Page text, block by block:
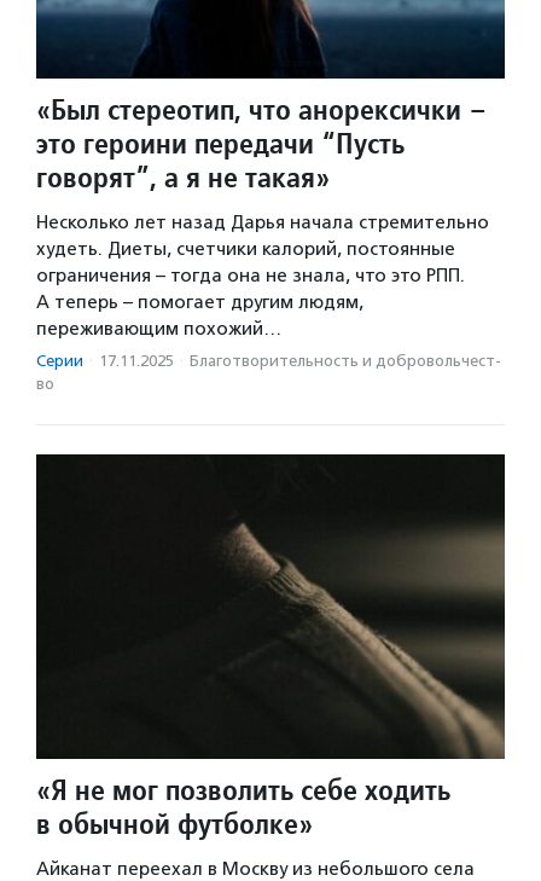
«Был стереотип, что анорексички –
это героини передачи “Пусть
говорят”, а я не такая»
Несколько лет назад Дарья начала стремительно
худеть. Диеты, счетчики калорий, постоянные
ограничения – тогда она не знала, что это РПП.
А теперь – помогает другим людям,
переживающим похожий…
Серии · 17.11.2025 · Благотвори­тель­ность и доброволь­чест­
во
«Я не мог позволить себе ходить
в обычной футболке»
Айканат переехал в Москву из небольшого села